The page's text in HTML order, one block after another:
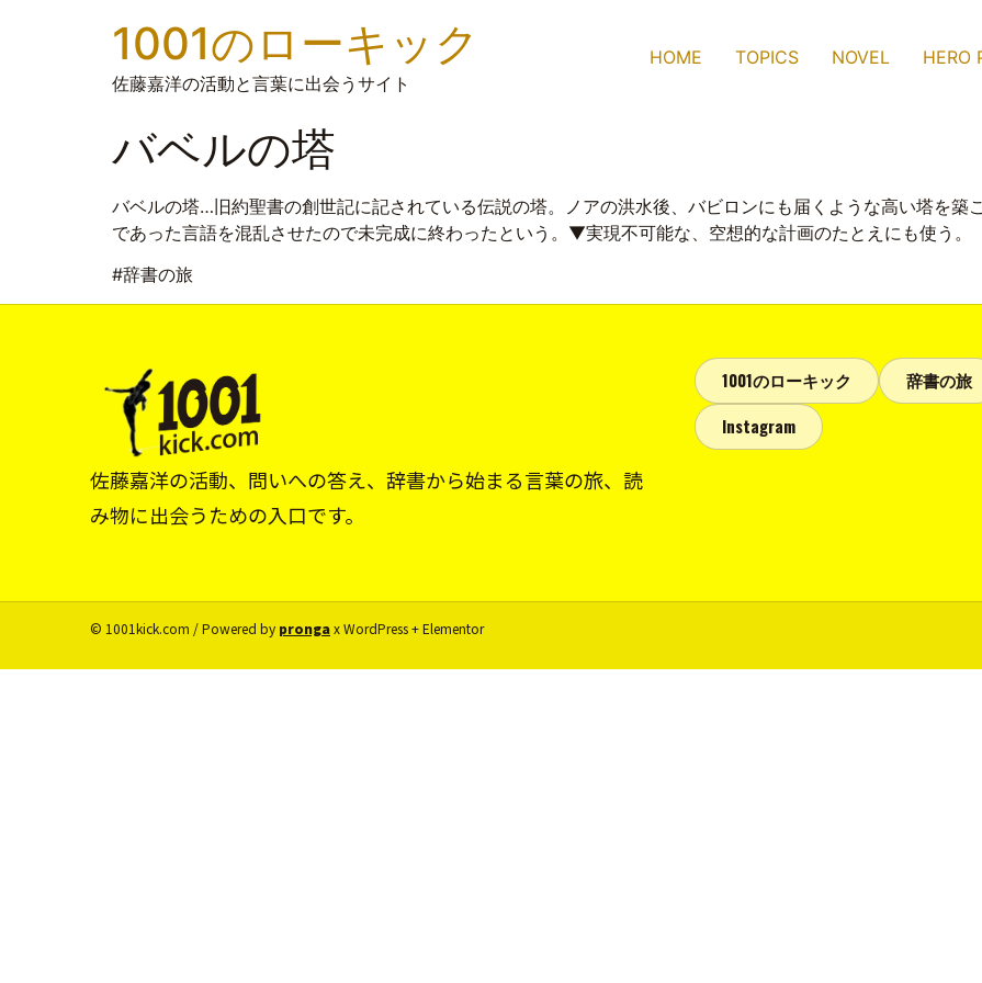
1001のローキック
佐藤嘉洋の活動と言葉に出会うサイト
HOME TOPICS NOVEL HERO
バベルの塔
バベルの塔…旧約聖書の創世記に記されている伝説の塔。ノアの洪水後、バビロンにも届くような高い塔を築
であった言語を混乱させたので未完成に終わったという。▼実現不可能な、空想的な計画のたとえにも使う。
#辞書の旅
佐藤嘉洋の活動、問いへの答え、辞書から始まる言葉の旅、読
み物に出会うための入口です。
1001のローキック 辞書の旅
Instagram
© 1001kick.com / Powered by prongax WordPress + Elementor